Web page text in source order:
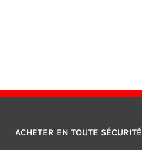
ACHETER EN TOUTE SÉCURITÉ